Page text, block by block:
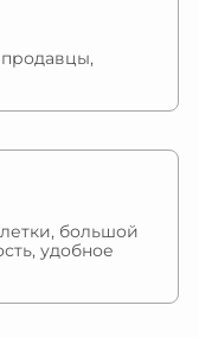
большой
удобное